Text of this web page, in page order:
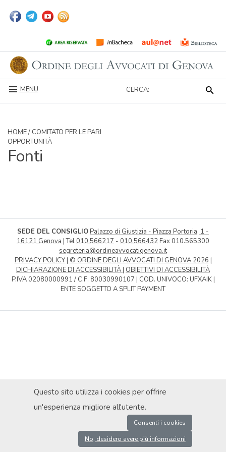
Questo sito utilizza i cookies per offrire
un'esperienza migliore all'utente.
Consenti i cookies
No, desidero avere più informazioni
MENU CERCA:
HOME/ COMITATO PER LE PARI
OPPORTUNITÀ
Fonti
SEDE DEL CONSIGLIOPalazzo di Giustizia - Piazza Portoria, 1 -
16121 Genova | Tel 010.566217 - 010.566432Fax 010.565300
segreteria@ordineavvocatigenova.it
PRIVACY POLICY| © ORDINE DEGLI AVVOCATI DI GENOVA 2026 |
DICHIARAZIONE DI ACCESSIBILITÀ| OBIETTIVI DI ACCESSIBILITÀ
P.IVA 02080000991 / C.F. 80030990107 | COD. UNIVOCO: UFXAIK |
ENTE SOGGETTO A SPLIT PAYMENT